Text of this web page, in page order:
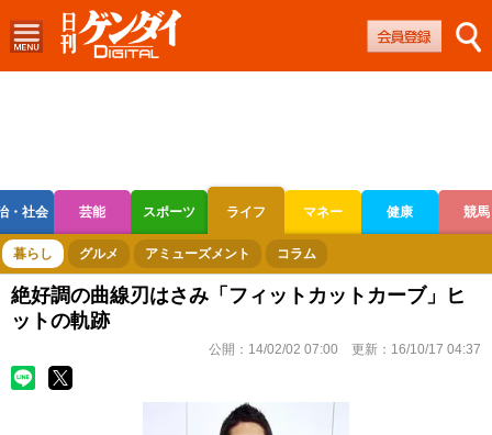
・社会 芸能 スポーツ ライフ マネー 健康 競馬
ボートレース 競輪 オートレース
暮らし グルメ アミューズメント コラム
絶好調の曲線刃はさみ「フィットカットカーブ」ヒ
ットの軌跡
公開： 14/02/02 07:00 更新： 16/10/17 04:37